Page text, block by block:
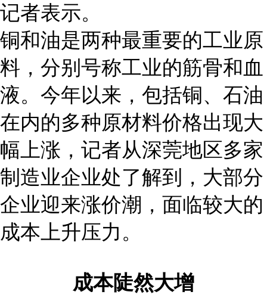
记者表示。
铜和油是两种最重要的工业原
料，分别号称工业的筋骨和血
液。今年以来，包括铜、石油
在内的多种原材料价格出现大
幅上涨，记者从深莞地区多家
制造业企业处了解到，大部分
企业迎来涨价潮，面临较大的
成本上升压力。
成本陡然大增